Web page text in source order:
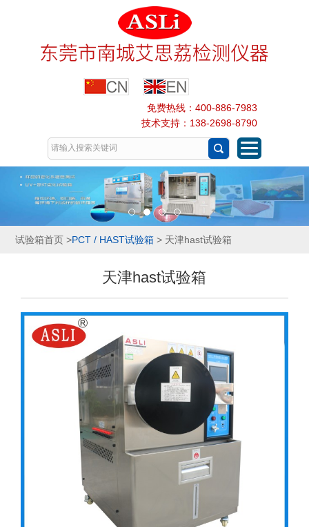
免费热线：400-886-7983
技术支持：138-2698-8790
试验箱首页>PCT / HAST试验箱> 天津hast试验箱
天津hast试验箱